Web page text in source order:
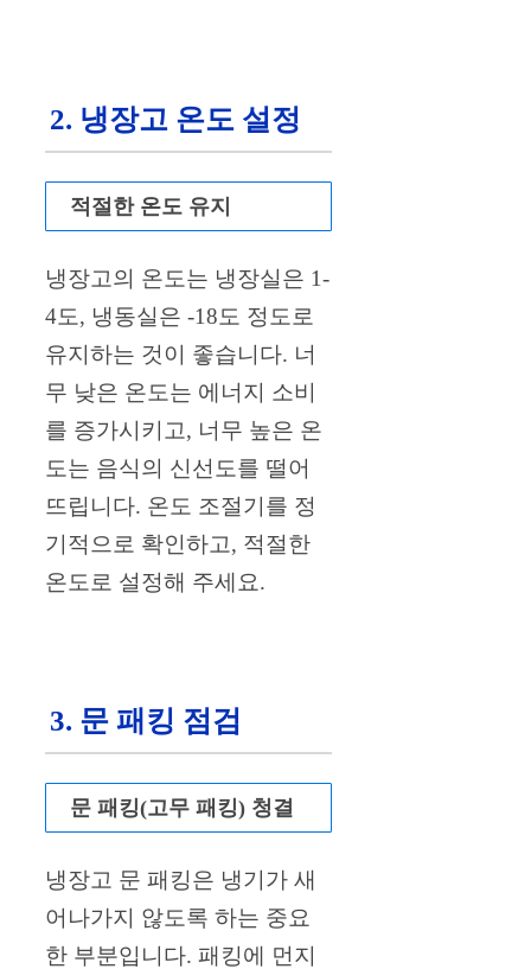
2. 냉장고 온도 설정
적절한 온도 유지
냉장고의 온도는 냉장실은 1-
4도, 냉동실은 -18도 정도로
유지하는 것이 좋습니다. 너
무 낮은 온도는 에너지 소비
를 증가시키고, 너무 높은 온
도는 음식의 신선도를 떨어
뜨립니다. 온도 조절기를 정
기적으로 확인하고, 적절한
온도로 설정해 주세요.
3. 문 패킹 점검
문 패킹(고무 패킹) 청결
냉장고 문 패킹은 냉기가 새
어나가지 않도록 하는 중요
한 부분입니다. 패킹에 먼지